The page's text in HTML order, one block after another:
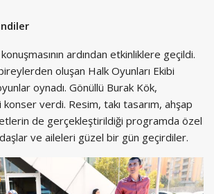
ardından etkinliklere geçildi.
oluşan Halk Oyunları Ekibi
oynadı. Gönüllü Burak Kök,
konser verdi. Resim, takı tasarım, ahşap
de gerçekleştirildiği programda özel
ve aileleri güzel bir gün geçirdiler.